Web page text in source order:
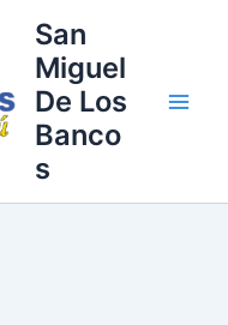
San
Miguel
De Los
Banco
s